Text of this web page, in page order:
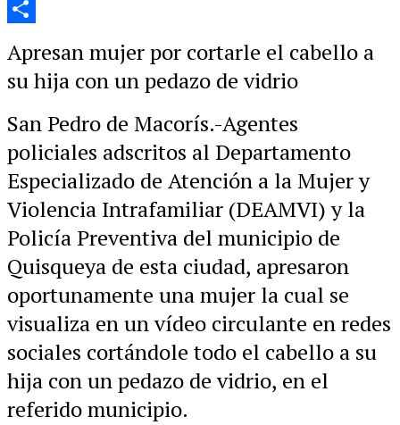
Copy
Apresan mujer por cortarle el cabello a
su hija con un pedazo de vidrio
San Pedro de Macorís.-Agentes
policiales adscritos al Departamento
Especializado de Atención a la Mujer y
Violencia Intrafamiliar (DEAMVI) y la
Policía Preventiva del municipio de
Quisqueya de esta ciudad, apresaron
oportunamente una mujer la cual se
visualiza en un vídeo circulante en redes
sociales cortándole todo el cabello a su
hija con un pedazo de vidrio, en el
referido municipio.